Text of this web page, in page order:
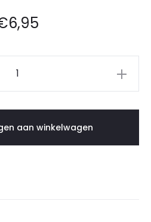
6,95
aan winkelwagen